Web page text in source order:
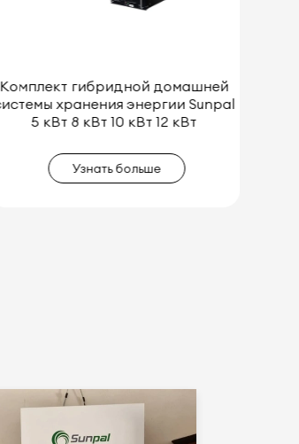
Солнечная энергосистема Sunpal
Custom 3000W/5000W Off-Grid
для продажи
Узнать больше